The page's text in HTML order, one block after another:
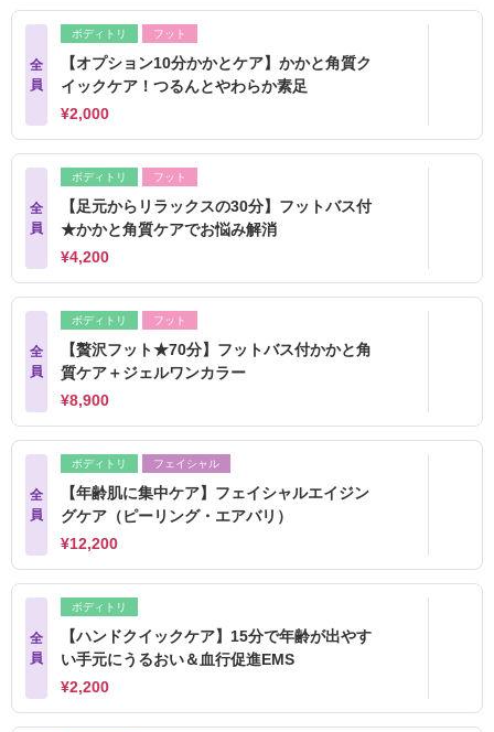
全
員
ボディトリ フット
【オプション10分かかとケア】かかと角質ク
イックケア！つるんとやわらか素足
¥2,000
全
員
ボディトリ フット
【足元からリラックスの30分】フットバス付
★かかと角質ケアでお悩み解消
¥4,200
全
員
ボディトリ フット
【贅沢フット★70分】フットバス付かかと角
質ケア＋ジェルワンカラー
¥8,900
全
員
ボディトリ フェイシャル
【年齢肌に集中ケア】フェイシャルエイジン
グケア（ピーリング・エアバリ）
¥12,200
全
員
ボディトリ
【ハンドクイックケア】15分で年齢が出やす
い手元にうるおい＆血行促進EMS
¥2,200